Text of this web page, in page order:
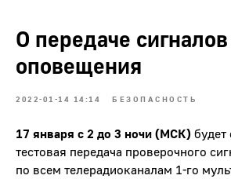
О передаче сигналов
оповещения
2022-01-14 14:14 БЕЗОПАСНОСТЬ
17 января с 2 до 3 ночи (МСК) будет
тестовая передача проверочного
по всем телерадиоканалам 1-го